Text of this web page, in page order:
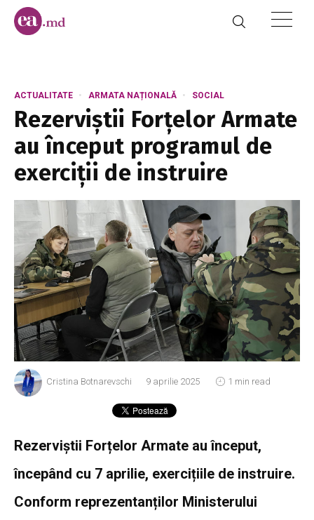
ACTUALITATE ARMATA NAȚIONALĂ SOCIAL
Rezerviștii Forțelor Armate
au început programul de
exerciții de instruire
Cristina Botnarevschi 9 aprilie 2025 1 min read
Rezerviștii Forțelor Armate au început,
începând cu 7 aprilie, exercițiile de instruire.
Conform reprezentanților Ministerului